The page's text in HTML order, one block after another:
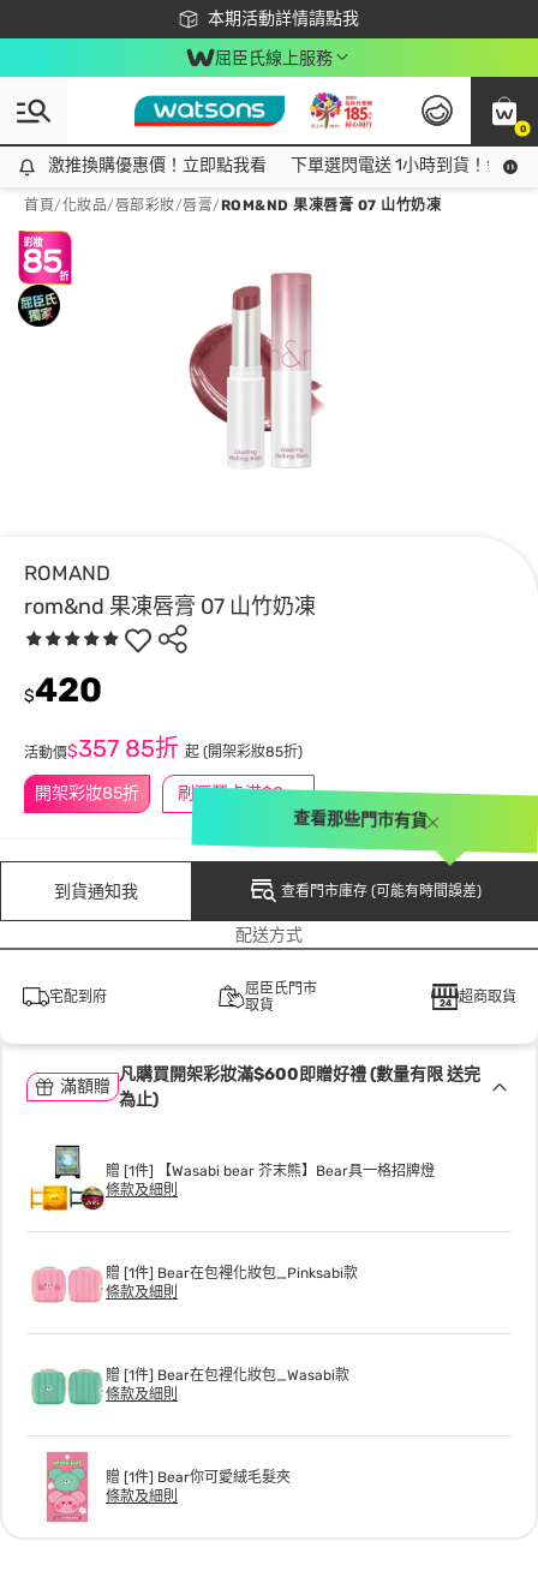
本期活動詳情請點我
下載app最高回饋$350
屈臣氏線上服務
0
激推換購優惠價！立即點我看
激推換購優惠價！立即點我看 下單選閃電送 1小時到貨！領神
首頁/化妝品/唇部彩妝/唇膏/ROM&ND 果凍唇膏 07 山竹奶凍
ROMAND
rom&nd 果凍唇膏 07 山竹奶凍
開架彩妝85折 刷滙豐卡滿$888送3萬點
$420
活動價$357 85折 起 (開架彩妝85折)
到貨通知我 查看門市庫存 (可能有時間誤差)
查看那些門市有貨
配送方式
宅配到府
屈臣氏門市
取貨
超商取貨
滿額贈
凡購買開架彩妝滿$600即贈好禮 (數量有限 送完
為止)
贈 [1件] 【Wasabi bear 芥末熊】Bear具一格招牌燈
條款及細則
贈 [1件] Bear在包裡化妝包_Pinksabi款
條款及細則
贈 [1件] Bear在包裡化妝包_Wasabi款
條款及細則
贈 [1件] Bear你可愛絨毛髮夾
條款及細則